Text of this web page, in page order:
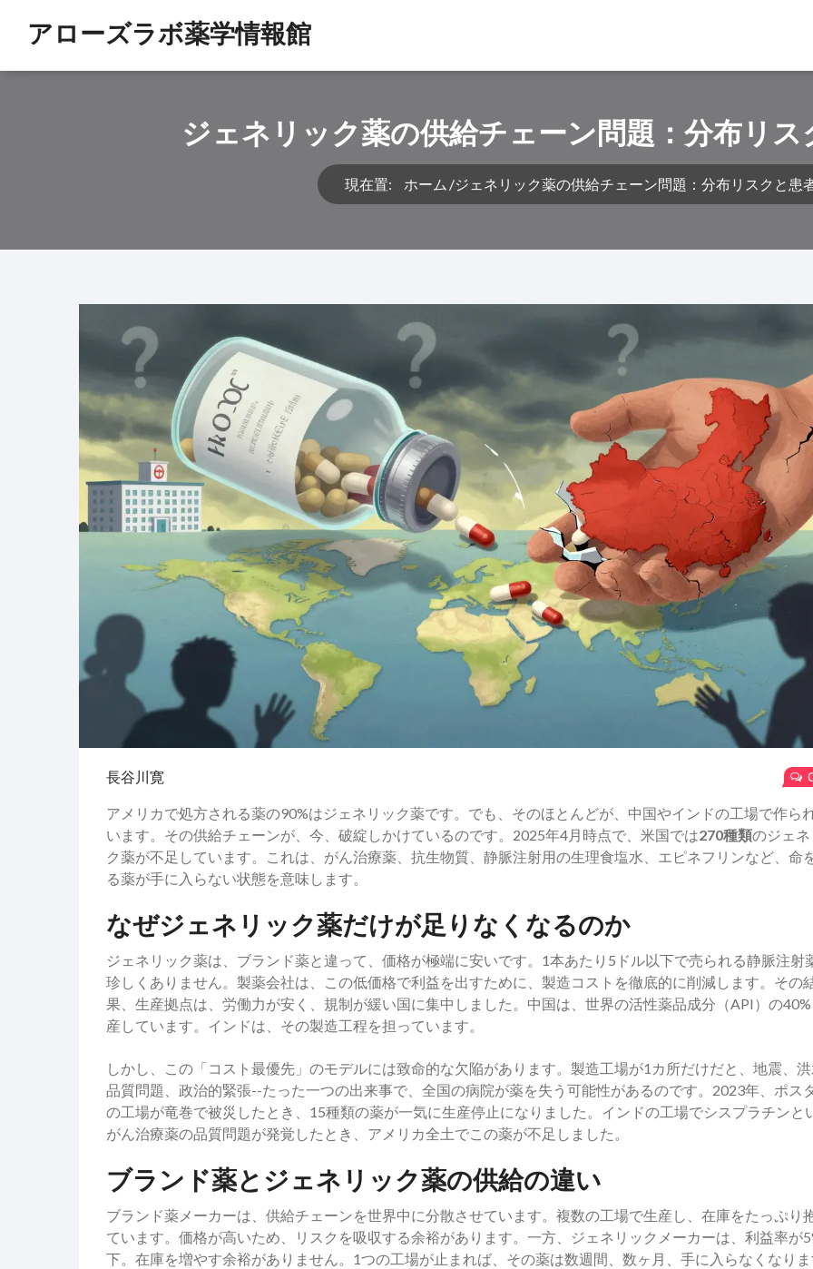
アローズラボ薬学情報館
ジェネリック薬の供給チェーン問題：分布リ
現在置: ホーム ジェネリック薬の供給チェーン問題：分布リスクと患
長谷川寛
アメリカで処方される薬の90%はジェネリック薬です。でも、そのほとんどが、中国やインドの工場で作ら
います。その供給チェーンが、今、破綻しかけているのです。2025年4月時点で、米国では270種類のジェネ
ク薬が不足しています。これは、がん治療薬、抗生物質、静脈注射用の生理食塩水、エピネフリンなど、命
る薬が手に入らない状態を意味します。
なぜジェネリック薬だけが足りなくなるのか
ジェネリック薬は、ブランド薬と違って、価格が極端に安いです。1本あたり5ドル以下で売られる静脈注射
珍しくありません。製薬会社は、この低価格で利益を出すために、製造コストを徹底的に削減します。その
果、生産拠点は、労働力が安く、規制が緩い国に集中しました。中国は、世界の活性薬品成分（API）の
産しています。インドは、その製造工程を担っています。
しかし、この「コスト最優先」のモデルには致命的な欠陥があります。製造工場が1カ所だけだと、地震、洪
品質問題、政治的緊張--たった一つの出来事で、全国の病院が薬を失う可能性があるのです。2023年、ポス
の工場が竜巻で被災したとき、15種類の薬が一気に生産停止になりました。インドの工場でシスプラチンと
がん治療薬の品質問題が発覚したとき、アメリカ全土でこの薬が不足しました。
ブランド薬とジェネリック薬の供給の違い
ブランド薬メーカーは、供給チェーンを世界中に分散させています。複数の工場で生産し、在庫をたっぷり
ています。価格が高いため、リスクを吸収する余裕があります。一方、ジェネリックメーカーは、利益率が
下。在庫を増やす余裕がありません。1つの工場が止まれば、その薬は数週間、数ヶ月、手に入らなくなりま